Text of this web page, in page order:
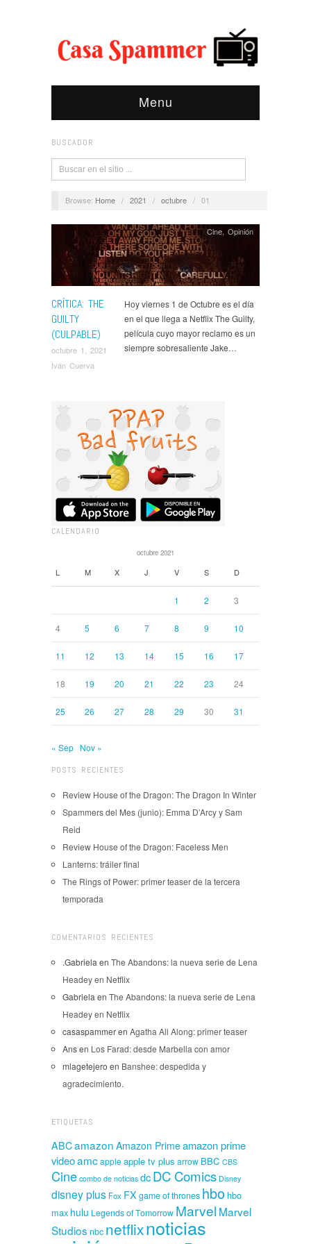
Menu
BUSCADOR
Browse: Home / 2021 / octubre / 01
CRÍTICA: THE
GUILTY
(CULPABLE)
octubre 1, 2021
Iván Cuerva
Cine,Opinión
Hoy viernes 1 de Octubre es el día
en el que llega a Netflix The Guilty,
película cuyo mayor reclamo es un
siempre sobresaliente Jake…
CALENDARIO
octubre 2021
L M X J V S D
1 2 3
4 5 6 7 8 9 10
11 12 13 14 15 16 17
18 19 20 21 22 23 24
25 26 27 28 29 30 31
« Sep Nov »
POSTS RECIENTES
Review House of the Dragon: The Dragon In Winter
Spammers del Mes (junio): Emma D’Arcy y Sam
Reid
Review House of the Dragon: Faceless Men
Lanterns: tráiler final
The Rings of Power: primer teaser de la tercera
temporada
COMENTARIOS RECIENTES
.Gabriela en The Abandons: la nueva serie de Lena
Headey en Netflix
Gabriela en The Abandons: la nueva serie de Lena
Headey en Netflix
casaspammeren Agatha All Along: primer teaser
Ansen Los Farad: desde Marbella con amor
mlagetejero en Banshee: despedida y
agradecimiento.
ETIQUETAS
ABCamazon Amazon Primeamazon prime
videoamcapple apple tv plus arrow BBC CBS
Cine combo de noticias dcDC Comics Disney
disney plus Fox FX game of thrones hbo hbo
max hulu Legends of Tomorrow Marvel Marvel
Studios nbc netflixnoticias